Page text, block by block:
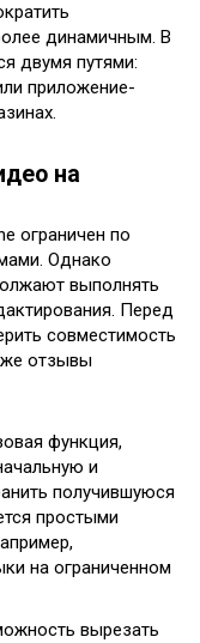
динамичным. В
двумя путями:
приложение-
на
ограничен по
Однако
выполнять
Перед
совместимость
отзывы
функция,
и
получившуюся
простыми
на ограниченном
вырезать